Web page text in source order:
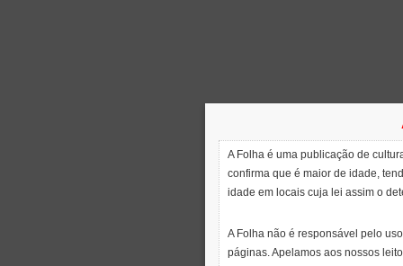
A Folha é uma publicação de
confirma que é maior de idade,
idade em locais cuja lei assim o
A Folha não é responsável pelo
páginas. Apelamos aos nossos